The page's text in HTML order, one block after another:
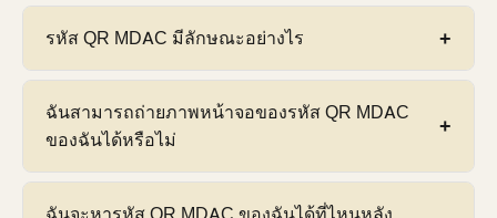
อนุญาตจากรัฐบาลเท่านั้นสำหรับการลงทะเบียนบัตร
ขาเข้าดิจิทัลมาเลเซีย — ไม่มี URL อื่นใดเป็นทางการ
คั่นหน้าก่อนการเดินทางของคุณ และพิมพ์ลงในแถบที่
ไม่การลงทะเบียน MDACฟรีบนพอร์ทัลรัฐบาลอย่าง
ไม่ว่าจะเป็น $5, $15 หรือ $80 — เป็นบริการของ
บุคคลที่สามหรือหลอกลวง ไม่ใช่พอร์ทัล Jabatan
Imigresen Malaysia อย่างเป็นทางการ รัฐบาล
มาเลเซียได้เปิดตัว MDAC เป็นการแปลงบัตรขาเข้า
กระดาษเดิมให้เป็นดิจิทัลโดยไม่มีค่าใช้จ่าย
รหัส QR MDAC มีลักษณะอย่างไร
รหัส QR MDACคือรหัส QR สี่เหลี่ยมสีดำและสีขาว
มาตรฐานที่สร้างโดยพอร์ทัลรัฐบาลเมื่อลงทะเบียน
เป็นไฟล์ PDF ที่ดาวน์โหลดได้ ประกอบด้วยราย
ฉันสามารถถ่ายภาพหน้าจอของรหัส QR MDAC
ของฉันได้หรือไม่
ได้ยอมรับภาพหน้าจอของรหัส QR MDAC ของคุณ